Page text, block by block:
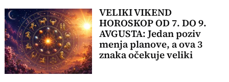
VELIKI VIKEND
HOROSKOP OD 7. DO 9.
AVGUSTA: Jedan poziv
menja planove, a ova 3
znaka očekuje veliki